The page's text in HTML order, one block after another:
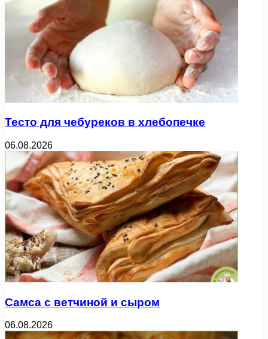
Тесто для чебуреков в хлебопечке
06.08.2026
Самса с ветчиной и сыром
06.08.2026